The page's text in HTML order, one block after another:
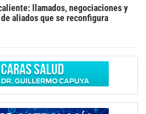
llamados, negociaciones y
de aliados que se reconfigura